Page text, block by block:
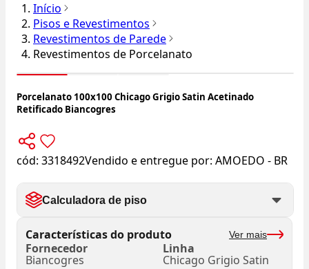
Início
Pisos e Revestimentos
Revestimentos de Parede
Revestimentos de Porcelanato
Porcelanato 100x100 Chicago Grigio Satin Acetinado
Retificado Biancogres
cód: 3318492Vendido e entregue por: AMOEDO - BR
Calculadora de piso
Características do produto Ver mais
Fornecedor
Biancogres
Linha
Chicago Grigio Satin